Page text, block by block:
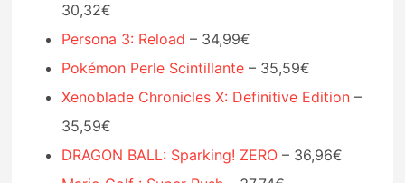
30,32€
Persona 3: Reload – 34,99€
Pokémon Perle Scintillante – 35,59€
Xenoblade Chronicles X: Definitive Edition –
35,59€
DRAGON BALL: Sparking! ZERO – 36,96€